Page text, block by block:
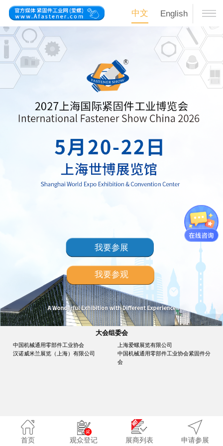
中文 English
我要参展
我要参观
大会组委会
中国机械通用零部件工业协会
上海爱螺展览有限公司
汉诺威米兰展览（上海）有限公司
中国机械通用零部件工业协会紧固件分
会
首页 观众登记 展商列表 申请参展